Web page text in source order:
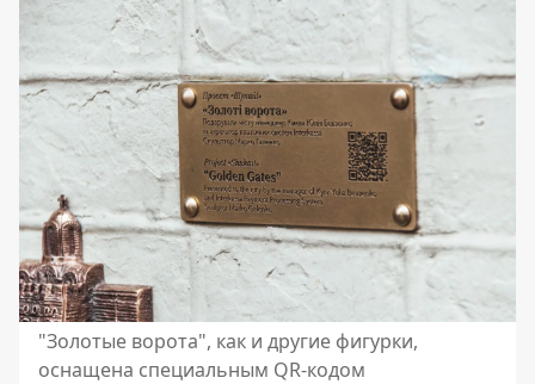
"Золотые ворота", как и другие фигурки,
оснащена специальным QR-кодом